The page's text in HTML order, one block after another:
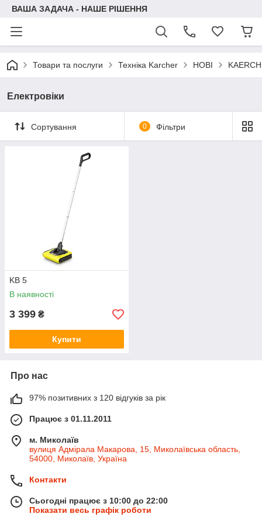
ВАША ЗАДАЧА - НАШЕ РІШЕННЯ
Товари та послуги Техніка Karcher НОВІ
Електровіки
Сортування 0 Фільтри
KB 5
В наявності
3 399 ₴
Купити
Про нас
97% позитивних з 120 відгуків за рік
Працює з 01.11.2011
м. Миколаїв
вулиця Адмірала Макарова, 15, Миколаївська область,
54000, Миколаїв, Україна
Контакти
Сьогодні працює з 10:00 до 22:00
Показати весь графік роботи